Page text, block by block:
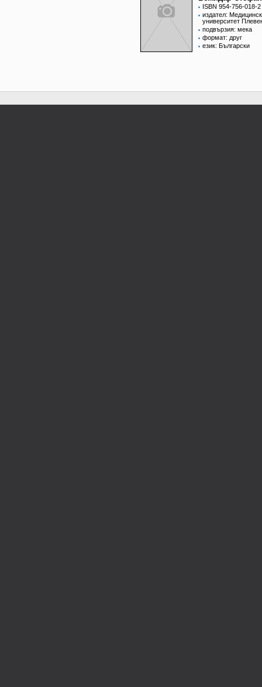
ISBN 954-756-018-2
издател:
университет
подвързия: мека
формат: друг
език: Български